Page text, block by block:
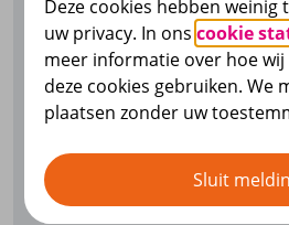
van in leven zijn' (Attestatie
te sturen. Als je dit niet doet,
pensioenuitkering. Je
augustus/september een
sturen. Geef jouw privé-e-
Pensioenfonds APF via Mijn
we je op de hoogte houden.
Deze cookies hebben weinig
uw privacy. In onscookie
meer informatie over hoe
deze cookies gebruiken. We
plaatsen zonder uw
Sluit